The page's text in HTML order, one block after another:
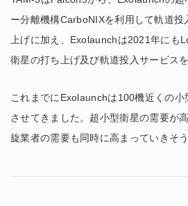
ー分離機構CarboNIXを利用して軌道投
上げに加え、Exolaunchは2021年にも
衛星の打ち上げ及び軌道投入サービス
これまでにExolaunchは100機近くの小
させてきました。超小型衛星の需要が
旋業者の需要も同時に高まっていきそう